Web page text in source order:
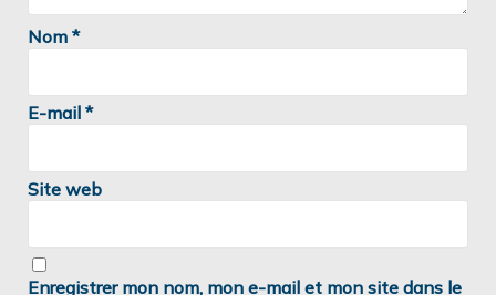
Nom *
E-mail *
Site web
Enregistrer mon nom, mon e-mail et mon site dans le